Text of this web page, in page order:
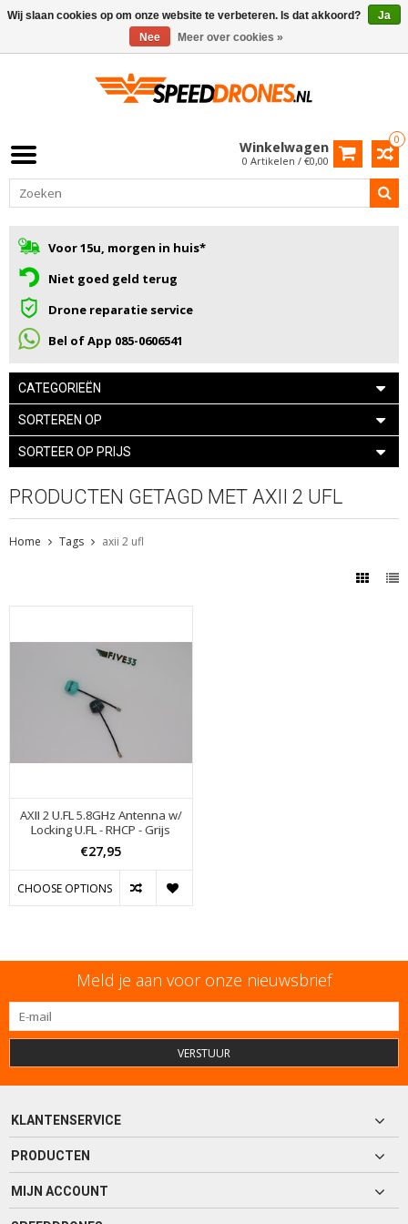
0
Winkelwagen
0 Artikelen / €0,00
Voor 15u, morgen in huis*
Niet goed geld terug
Drone reparatie service
Bel of App 085-0606541
CATEGORIEËN
SORTEREN OP
SORTEER OP PRIJS
PRODUCTEN GETAGD MET AXII 2 UFL
Home Tags axii 2 ufl
AXII 2 U.FL 5.8GHz Antenna w/
Locking U.FL - RHCP - Grijs
€27,95
CHOOSE OPTIONS
Meld je aan voor onze nieuwsbrief
VERSTUUR
KLANTENSERVICE
PRODUCTEN
MIJN ACCOUNT
Wij slaan cookies op om onze website te verbeteren. Is dat akkoord?
Ja
Nee
Meer over cookies »